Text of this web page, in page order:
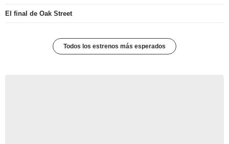
El final de Oak Street
Todos los estrenos más esperados